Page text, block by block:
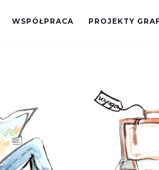
WSPÓŁPRACA PROJEKTY